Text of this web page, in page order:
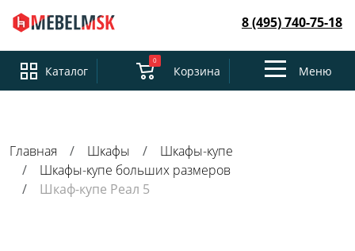
8 (495) 740-75-18
Каталог
0
Корзина
ToggleМеню
Главная Шкафы
Шкафы-купе
Шкафы-купе больших размеров
Шкаф-купе Реал 5